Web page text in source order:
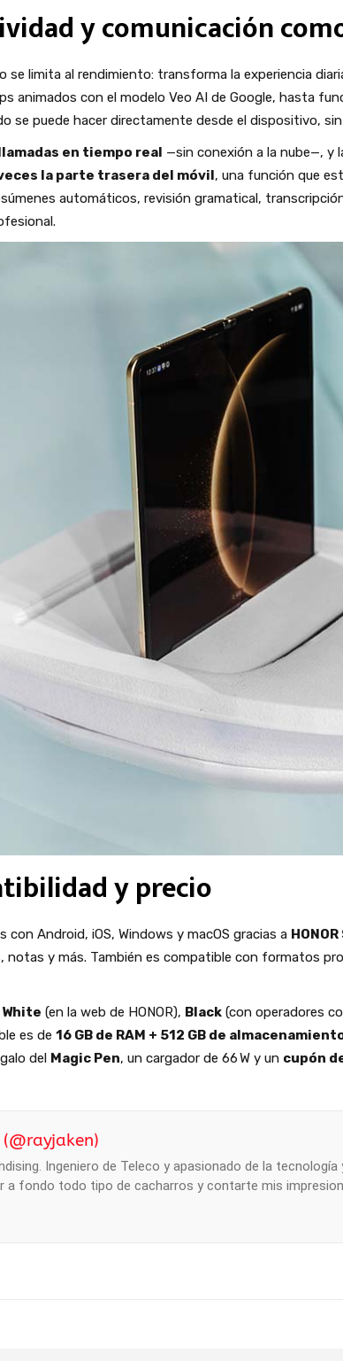
y comunicación
se limita al rendimiento: transforma la experiencia
animados con el modelo Veo AI de Google, hasta
se puede hacer directamente desde el dispositivo,
en tiempo real —sin conexión a la nube—, y
la parte trasera del móvil, una función que
automáticos, revisión gramatical,
y precio
Android, iOS, Windows y macOS gracias a
y más. También es compatible con formatos
White (en la web de HONOR), Black (con operadores
es de 16 GB de RAM + 512 GB de
del
Magic Pen, un cargador de 66 W y un cupón
Ingeniero de Teleco y apasionado de la tecnología
a fondo todo tipo de cacharros y contarte mis